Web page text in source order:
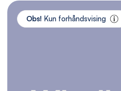
Skip
Obs! Kun forhåndsvising